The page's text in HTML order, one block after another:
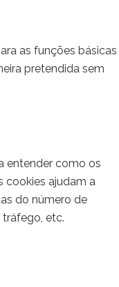
as funções básicas
pretendida sem
entender como os
cookies ajudam a
do número de
tráfego, etc.